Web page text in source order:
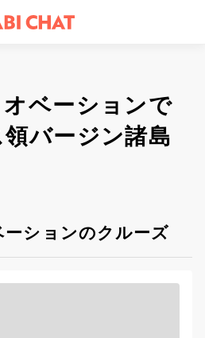
ベーションで
バージン諸島
ーションのクルーズ